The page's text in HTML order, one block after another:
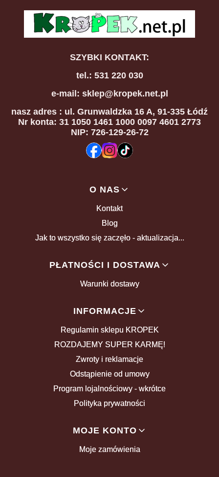
SZYBKI KONTAKT:
tel.: 531 220 030
e-mail: sklep@kropek.net.pl
nasz adres : ul. Grunwaldzka 16 A, 91-335 Łódź
Nr konta: 31 1050 1461 1000 0097 4601 2773
NIP: 726-129-26-72
O NAS
Kontakt
Blog
Jak to wszystko się zaczęło - aktualizacja...
PŁATNOŚCI I DOSTAWA
Warunki dostawy
INFORMACJE
Regulamin sklepu KROPEK
ROZDAJEMY SUPER KARMĘ!
Zwroty i reklamacje
Odstąpienie od umowy
Program lojalnościowy - wkrótce
Polityka prywatności
MOJE KONTO
Moje zamówienia